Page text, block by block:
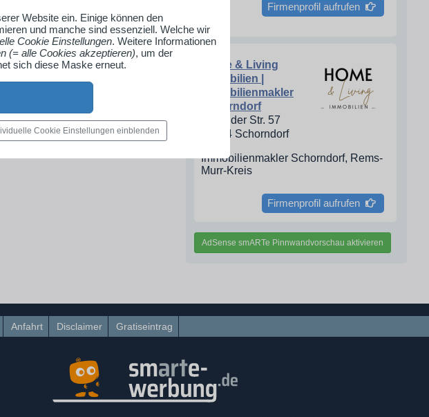
Firmenprofil ansehen
Firmenprofil aufrufen
Home & Living
Immobilien |
Immobilienmakler
Schorndorf
Gmünder Str. 57
73614 Schorndorf
Immobilienmakler Schorndorf, Rems-
Murr-Kreis
Firmenprofil aufrufen
AdSense smARTe Pinnwandvorschau aktivieren
Anfahrt Disclaimer Gratiseintrag
Website ein. Einige können den
und manche sind essenziell. Welche wir
Cookie Einstellungen. Weitere Informationen
(= alle Cookies akzeptieren), um der
sich diese Maske erneut.
Cookie Einstellungen einblenden